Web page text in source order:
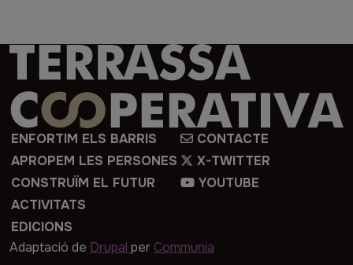
Imatge
ENFORTIM ELS BARRIS
APROPEM LES PERSONES
CONSTRUÏM EL FUTUR
ACTIVITATS
EDICIONS
CONTACTE
X-TWITTER
YOUTUBE
Adaptació de Drupal per Communia